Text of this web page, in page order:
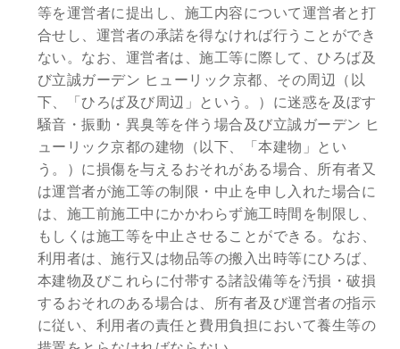
等を運営者に提出し、施工内容について運営者と打
合せし、運営者の承諾を得なければ行うことができ
ない。なお、運営者は、施工等に際して、ひろば及
び立誠ガーデン ヒューリック京都、その周辺（以
下、「ひろば及び周辺」という。）に迷惑を及ぼす
騒音・振動・異臭等を伴う場合及び立誠ガーデン ヒ
ューリック京都の建物（以下、「本建物」とい
う。）に損傷を与えるおそれがある場合、所有者又
は運営者が施工等の制限・中止を申し入れた場合に
は、施工前施工中にかかわらず施工時間を制限し、
もしくは施工等を中止させることができる。なお、
利用者は、施行又は物品等の搬入出時等にひろば、
本建物及びこれらに付帯する諸設備等を汚損・破損
するおそれのある場合は、所有者及び運営者の指示
に従い、利用者の責任と費用負担において養生等の